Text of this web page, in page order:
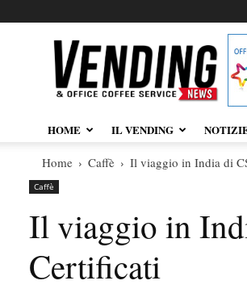
Vendingnews.it
HOME IL VENDING
Home Caffè Il viaggio in India di
Caffè
Il viaggio in
Certificati